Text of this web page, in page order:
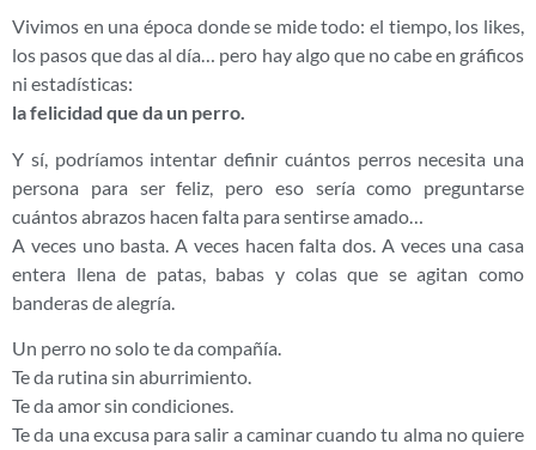
Vivimos en una época donde se mide todo: el tiempo, los likes,
los pasos que das al día… pero hay algo que no cabe en gráficos
ni estadísticas:
la felicidad que da un perro.
Y sí, podríamos intentar definir cuántos perros necesita una
persona para ser feliz, pero eso sería como preguntarse
cuántos abrazos hacen falta para sentirse amado…
A veces uno basta. A veces hacen falta dos. A veces una casa
entera llena de patas, babas y colas que se agitan como
banderas de alegría.
Un perro no solo te da compañía.
Te da rutina sin aburrimiento.
Te da amor sin condiciones.
Te da una excusa para salir a caminar cuando tu alma no quiere